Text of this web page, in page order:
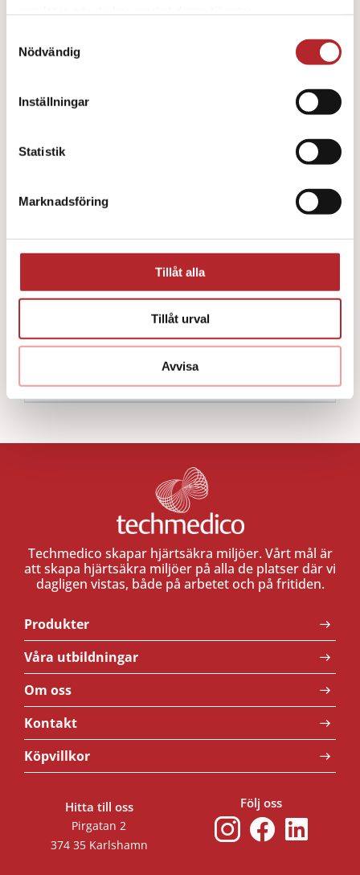
Nödvändig
Inställningar
Statistik
Marknadsföring
Tillåt alla
Tillåt urval
Avvisa
Plåster(31)
Suturtejp och sårlim(6)
Techmedico skapar hjärtsäkra miljöer. Vårt mål är
att skapa hjärtsäkra miljöer på alla de platser där vi
dagligen vistas, både på arbetet och på fritiden.
Produkter
Våra utbildningar
Om oss
Kontakt
Köpvillkor
Hitta till oss
Pirgatan 2
374 35 Karlshamn
Följ oss